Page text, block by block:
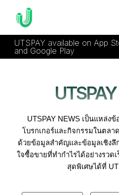
UTSPAY available on App
and Google Play
UTSPAY NEWS เป็นแหล่ง
โบรกเกอร์และกิจกรรมในตลา
ด้วยข้อมูลสําคัญและข้อมูลเชิง
ใจซื้อขายที่ทํากําไรได้อย่างรวดเ
สุดพิเศษได้ที่